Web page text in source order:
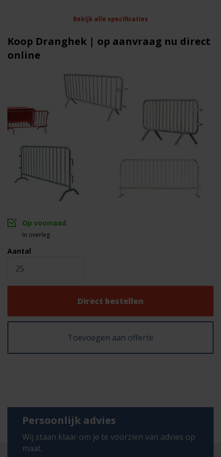
Laag tijdelijk hekwerk
Hoogte
Breedte
Kwaliteit Alles is mogelijk
Voorverzinkt of naverzinkt
Capaciteit
Bekijk alle specificaties
Bekijk alle specificaties
Bekijk alle specificaties
Koop Dranghek | op aanvraag nu direct
online
Op voorraad
In overleg
Aantal
Direct bestellen
Toevoegen aan offerte
Persoonlijk advies
Wij staan klaar om je te voorzien van advies op
maat.